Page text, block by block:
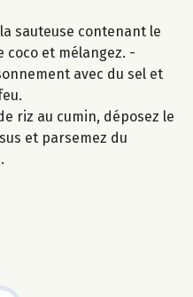
la sauteuse contenant le
coco et mélangez. -
avec du sel et
riz au cumin, déposez le
et parsemez du